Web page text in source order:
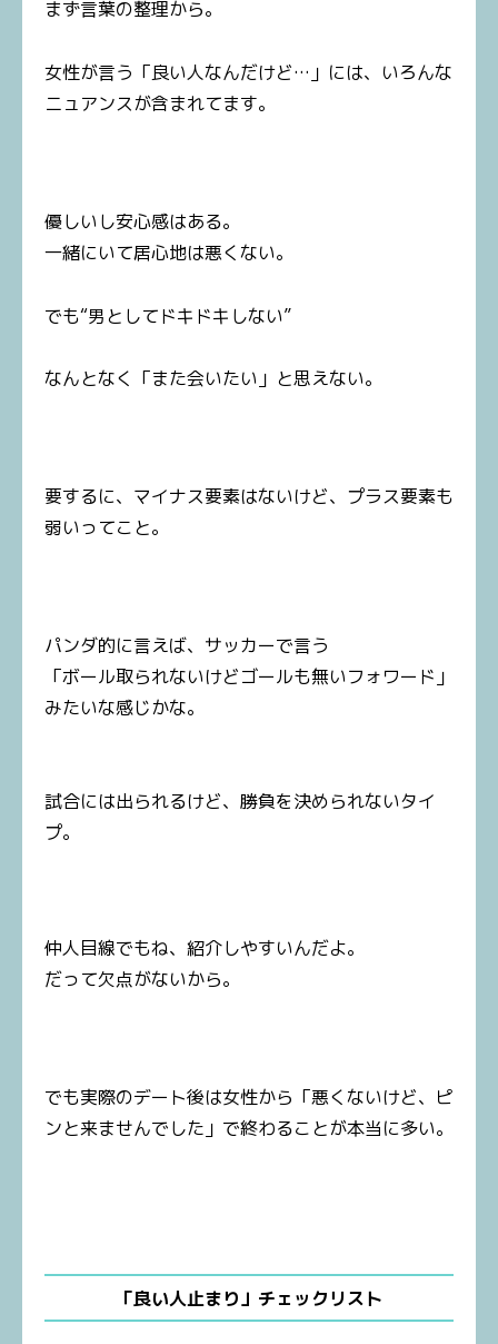
まず言葉の整理から。
女性が言う「良い人なんだけど…」には、いろんな
ニュアンスが含まれてます。
優しいし安心感はある。
一緒にいて居心地は悪くない。
でも“男としてドキドキしない”
なんとなく「また会いたい」と思えない。
要するに、マイナス要素はないけど、プラス要素も
弱いってこと。
パンダ的に言えば、サッカーで言う
「ボール取られないけどゴールも無いフォワード」
みたいな感じかな。
試合には出られるけど、勝負を決められないタイ
プ。
仲人目線でもね、紹介しやすいんだよ。
だって欠点がないから。
でも実際のデート後は女性から「悪くないけど、ピ
ンと来ませんでした」で終わることが本当に多い。
「良い人止まり」チェックリスト